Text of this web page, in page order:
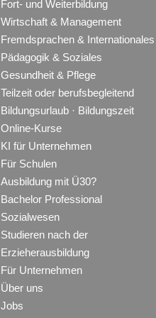
Fort- und Weiterbildung
Wirtschaft & Management
Fremdsprachen & Internationales
Pädagogik & Soziales
Gesundheit & Pflege
Teilzeit oder berufsbegleitend
Bildungsurlaub · Bildungszeit
Online-Kurse
KI für Unternehmen
Für Schulen
Ausbildung mit Ü30?
Bachelor Professional
Sozialwesen
Studieren nach der
Erzieherausbildung
Für Unternehmen
Über uns
Jobs